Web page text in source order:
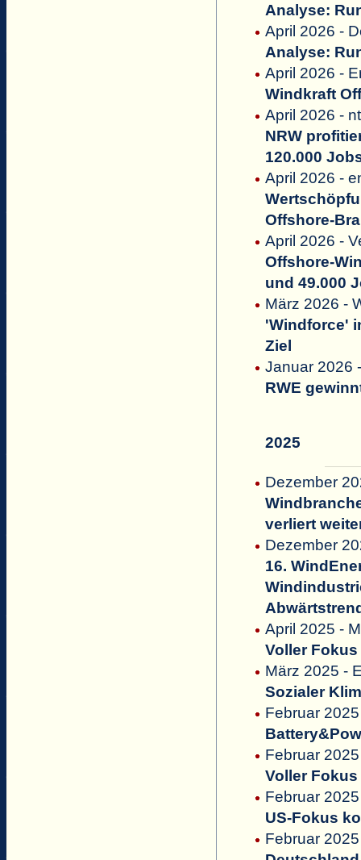
Analyse:
April 2026 -
Analyse:
April 2026 -
Windkraft
April 2026 -
NRW
120.000
April 2026 -
Offshore-
April 2026 -
Offshore-
und 49.000
März 2026 -
'Windforce'
Ziel
Januar 2026
RWE
2025
Dezember
verliert
Dezember
16.
April 2025 -
Voller
März 2025 -
Sozialer
Februar
Februar
Voller
Februar
US-Fokus
Februar